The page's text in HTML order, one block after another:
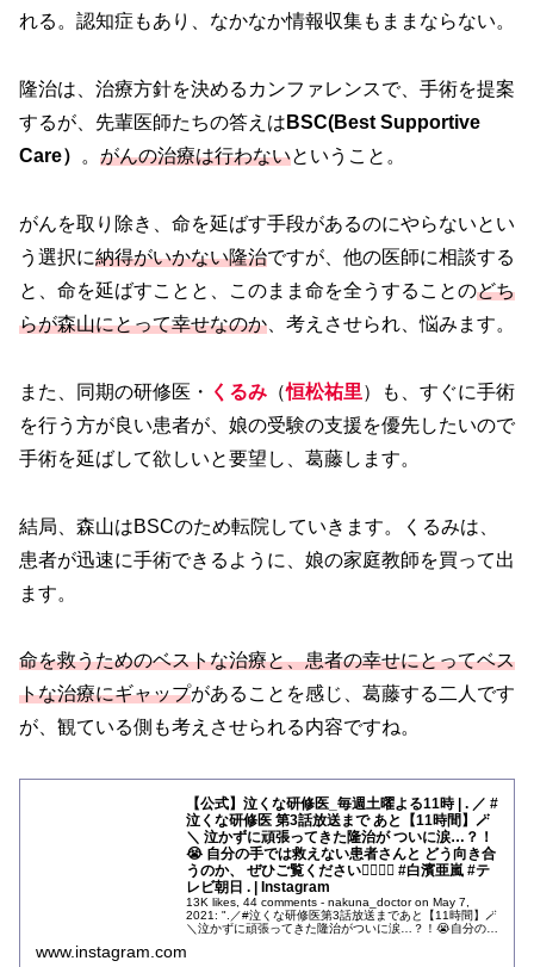
れる。認知症もあり、なかなか情報収集もままならない。
隆治は、治療方針を決めるカンファレンスで、手術を提案
するが、先輩医師たちの答えは BSC(Best Supportive
Care）
。 がんの治療は行わないということ。
がんを取り除き、命を延ばす手段があるのにやらないとい
う選択に納得がいかない隆治ですが、他の医師に相談する
と、命を延ばすことと、このまま命を全うすることのどち
らが森山にとって幸せなのか 、考えさせられ、悩みます。
また、同期の研修医・ くるみ （恒松祐里）も、すぐに手術
を行う方が良い患者が、娘の受験の支援を優先したいので
手術を延ばして欲しいと要望し、葛藤します。
結局、森山はBSCのため転院していきます。くるみは、
患者が迅速に手術できるように、娘の家庭教師を買って出
ます。
命を救うためのベストな治療と、患者の幸せにとってベス
トな治療にギャップがあることを感じ、葛藤する二人です
が、観ている側も考えさせられる内容ですね。
【公式】泣くな研修医_毎週土曜よる11時 | . ／ #
泣くな研修医 第3話放送まで あと【11時間】🪄
＼ 泣かずに頑張ってきた隆治が ついに涙…？！
😭 自分の手では救えない患者さんと どう向き合
うのか、 ぜひご覧ください🙇🏻‍♀️❕ #白濱亜嵐 #テ
レビ朝日 . | Instagram
13K likes, 44 comments - nakuna_doctor on May 7,
2021: ".／#泣くな研修医第3話放送まであと【11時間】🪄
＼泣かずに頑張ってきた隆治がついに涙…？！😭自分の手
www.instagram.com